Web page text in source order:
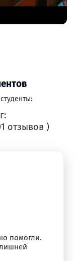
отзывов )
помогли.